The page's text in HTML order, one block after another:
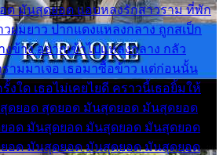
ด มันสุดยอด แอบหลงรักสาวราม ที่พัก
วผมยาว ปากแดงแหลงกลาง ถูกสเป็ก
งข้าง อยากเข้าไปแหลงกลาง กลัว
ามมาเจอ เธอมาซื้อข้าว แต่ก่อนนั้น
งใด เธอไม่เคยไยดี คราวนี้เธอยิ้มให้
สุดยอด สุดยอด มันสุดยอด มันสุดยอด
อด มันสุดยอด มันสุดยอด มันสุดยอด
อด มันสุดยอด มันสุดยอด มันสุดยอด